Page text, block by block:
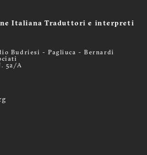
Italiana Traduttori e interpreti
Budriesi - Pagliuca - Bernardi
52/A